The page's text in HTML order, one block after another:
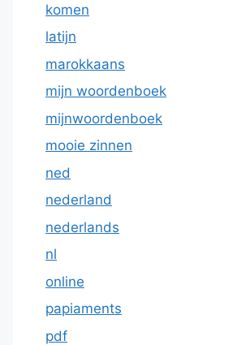
komen
latijn
marokkaans
mijn woordenboek
mijnwoordenboek
mooie zinnen
ned
nederland
nederlands
nl
online
papiaments
pdf